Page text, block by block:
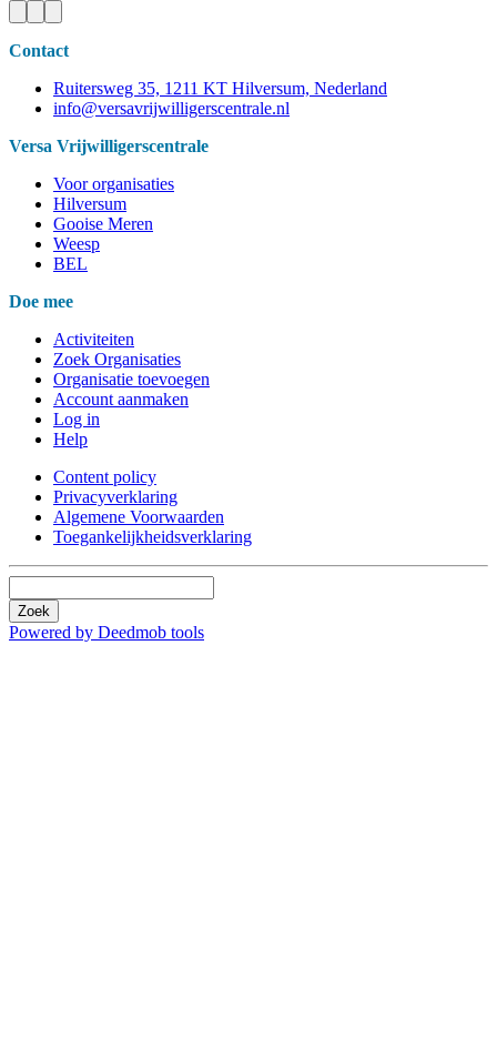
Contact
Ruitersweg 35, 1211 KT Hilversum, Nederland
info@versavrijwilligerscentrale.nl
Versa Vrijwilligerscentrale
Voor organisaties
Hilversum
Gooise Meren
Weesp
BEL
Doe mee
Activiteiten
Zoek Organisaties
Organisatie toevoegen
Account aanmaken
Log in
Help
Content policy
Privacyverklaring
Algemene Voorwaarden
Toegankelijkheidsverklaring
Zoek
Powered by Deedmob tools